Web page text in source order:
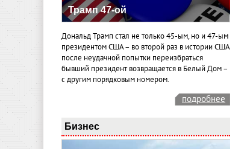
Трамп 47-ой
Дональд Трамп стал не только 45-ым, но и 47-ым
президентом США – во второй раз в истории США
после неудачной попытки переизбраться
бывший президент возвращается в Белый Дом –
с другим порядковым номером.
подробнее
Бизнес